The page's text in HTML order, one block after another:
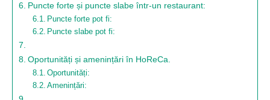
Puncte forte și puncte slabe într-un restaurant:
Puncte forte pot fi:
Puncte slabe pot fi:
Oportunități și amenințări în HoReCa.
Oportunități:
Amenințări: